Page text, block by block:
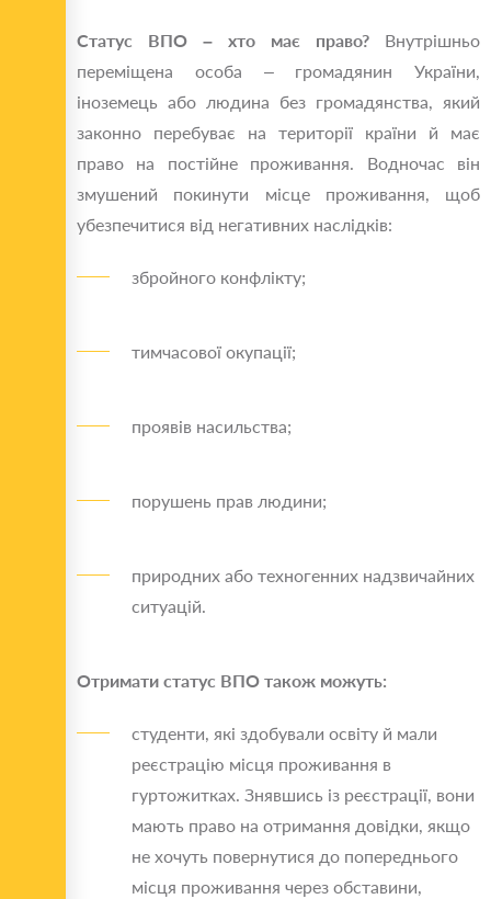
Статус ВПО – хто має право? Внутрішньо
переміщена особа – громадянин України,
іноземець або людина без громадянства, який
законно перебуває на території країни й має
право на постійне проживання. Водночас він
змушений покинути місце проживання, щоб
убезпечитися від негативних наслідків:
збройного конфлікту;
тимчасової окупації;
проявів насильства;
порушень прав людини;
природних або техногенних надзвичайних
ситуацій.
Отримати статус ВПО також можуть:
студенти, які здобували освіту й мали
реєстрацію місця проживання в
гуртожитках. Знявшись із реєстрації, вони
мають право на отримання довідки, якщо
не хочуть повернутися до попереднього
місця проживання через обставини,